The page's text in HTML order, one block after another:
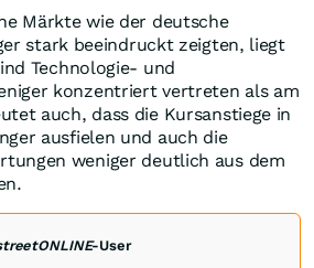
Märkte wie der deutsche
stark beeindruckt zeigten, liegt
Technologie- und
konzentriert vertreten als am
auch, dass die Kursanstiege in
ausfielen und auch die
weniger deutlich aus dem
-User